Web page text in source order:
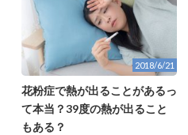
2018/6/21
花粉症で熱が出ることがあるっ
て本当？39度の熱が出ること
もある？